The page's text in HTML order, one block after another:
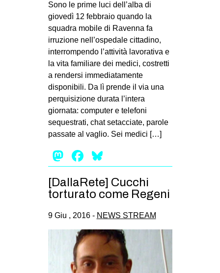
MOBILITAZIONI
SPAZI
SPORT POPOLARE
MOVIMENTI
AMBIENTE
ANTIFASCISMO
DIRITTO ALL’ABITARE
PRECARIATO
REPRESSIONE
STUDENTI
CULTURE
ARTE
CINEMA
MANIFESTI
Sono le prime luci dell’alba di
giovedì 12 febbraio quando la
squadra mobile di Ravenna fa
irruzione nell’ospedale cittadino,
interrompendo l’attività lavorativa e
la vita familiare dei medici, costretti
a rendersi immediatamente
disponibili. Da lì prende il via una
perquisizione durata l’intera
giornata: computer e telefoni
sequestrati, chat setacciate, parole
passate al vaglio. Sei medici […]
Mastodon
Facebook
[DallaRete] Cucchi
torturato come Regeni
9 Giu , 2016 - NEWS STREAM